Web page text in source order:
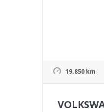
19.850 km